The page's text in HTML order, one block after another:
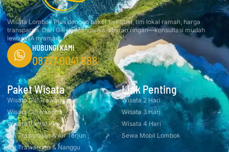
Wisata Lombok Plus dengan paket fleksibel, tim lokal ramah, harga
transparan. Dari Gili ke Mandalika, liburan ringan—konsultasi mudah
lewat WA nyaman.
HUBUNGI KAMI
08777 0041 888
Paket Wisata
Wisata Gili Trawangan
Wisata Gili Nanggu
Wisata Pantai Pink
Gili Trawangan & Air Terjun
Gili Trawangan & Nanggu
Link Penting
Wisata 2 Hari
Wisata 3 Hari
Wisata 4 Hari
Sewa Mobil Lombok